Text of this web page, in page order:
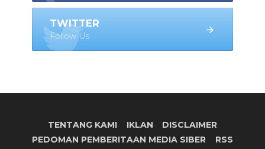
TWITTER
Follow Us
TENTANG KAMI IKLAN
DISCLAIMER
PEDOMAN PEMBERITAAN MEDIA SIBER
RSS